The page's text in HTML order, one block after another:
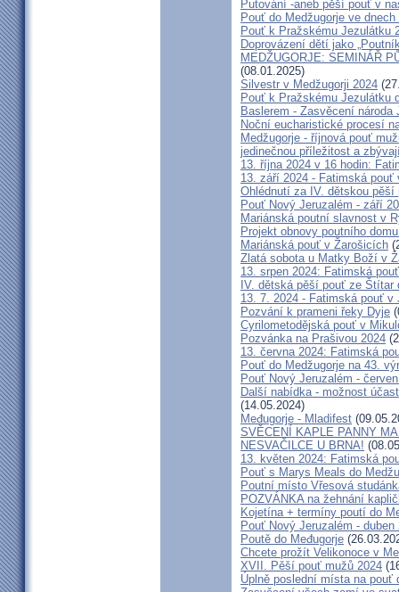
Putování -aneb pěší pouť v
Pouť do Medžugorje ve
Pouť k Pražskému Jezulátku
Doprovázení dětí jako
MEDŽUGORJE: SEMINÁŘ
(08.01.2025)
Silvestr v Medžugorji 2024
Pouť k Pražskému Jezulátku
Baslerem - Zasvěcení národa
Noční eucharistické procesí
Medžugorje - říjnová pouť
jedinečnou příležitost a
13. října 2024 v 16 hodin:
13. září 2024 - Fatimská pouť
Ohlédnutí za IV. dětskou
Pouť Nový Jeruzalém - září
Mariánská poutní slavnost v
Projekt obnovy poutního
Mariánská pouť v Žarošicích
Zlatá sobota u Matky Boží v
13. srpen 2024: Fatimská
IV. dětská pěší pouť ze Štítar
13. 7. 2024 - Fatimská pouť
Pozvání k prameni řeky Dyje
Cyrilometodějská pouť v
Pozvánka na Prašivou 2024
13. června 2024: Fatimská
Pouť do Medžugorje na 43.
Pouť Nový Jeruzalém -
Další nabídka - možnost
(14.05.2024)
Međugorje - Mladifest
SVĚCENÍ KAPLE PANNY
NESVAČILCE U BRNA!
13. květen 2024: Fatimská
Pouť s Marys Meals do
Poutní místo Vřesová
POZVÁNKA na žehnání
Kojetína + termíny poutí do
Pouť Nový Jeruzalém - duben
Poutě do Međugorje
Chcete prožít Velikonoce v
XVII. Pěší pouť mužů 2024
Úplně poslední místa na pouť